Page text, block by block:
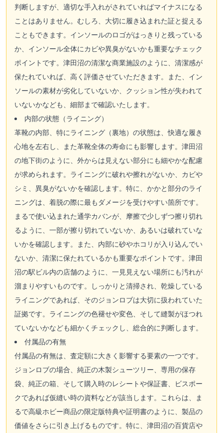
判断しますが、適切な手入れがされていればマイナスになる
ことはありません。むしろ、大切に履き込まれた証と捉える
こともできます。インソールのロゴがはっきりと残っている
か、インソール全体にカビや異臭がないかも重要なチェック
ポイントです。津田沼の清潔な商業施設のように、清潔感が
保たれていれば、高く評価させていただきます。また、イン
ソールの素材が劣化していないか、クッション性が失われて
いないかなども、細部まで確認いたします。
内部の状態（ライニング）
革靴の内部、特にライニング（裏地）の状態は、快適な履き
心地を左右し、また革靴全体の寿命にも影響します。津田沼
の地下街のように、外からは見えない部分にも細やかな配慮
が求められます。ライニングに破れや擦れがないか、カビや
シミ、異臭がないかを確認します。特に、かかと部分のライ
ニングは、着脱の際に最もダメージを受けやすい箇所です。
まるで使い込まれた通学カバンが、摩擦で少しずつ擦り切れ
るように、一部が擦り切れていないか、あるいは破れていな
いかを確認します。また、内部に砂やホコリが入り込んでい
ないか、清潔に保たれているかも重要なポイントです。津田
沼の駅ビル内の店舗のように、一見見えない場所にも汚れが
溜まりやすいものです。しっかりと清掃され、乾燥している
ライニングであれば、そのジョンロブは大切に扱われていた
証拠です。ライニングの色褪せや変色、そして縫製がほつれ
ていないかなども細かくチェックし、総合的に判断します。
付属品の有無
付属品の有無は、査定額に大きく影響する要素の一つです。
ジョンロブの場合、純正の木製シューツリー、専用の保存
袋、純正の箱、そして購入時のレシートや保証書、ビスポー
クであれば仮縫い時の資料などが該当します。これらは、ま
るで高級ホビー商品の限定版特典や証明書のように、製品の
価値をさらに引き上げるものです。特に、津田沼の百貨店や